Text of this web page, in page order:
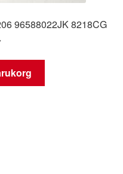
96588022JK 8218CG